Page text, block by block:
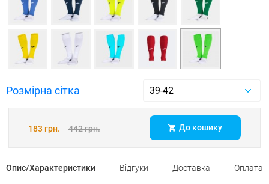
Розмірна сітка
183 грн. 442 грн. До кошику
Опис/Характеристики Відгуки Доставка Оплата